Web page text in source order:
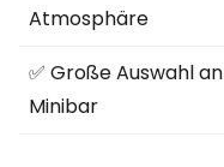
Atmosphäre
✅ Große Auswahl an
Minibar